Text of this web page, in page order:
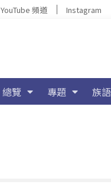
YouTube 頻道 Instagram
總覽 專題 族